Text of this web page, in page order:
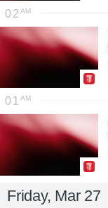
02
01
Friday, Mar 27